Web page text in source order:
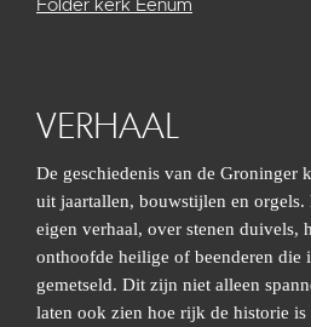
Folder kerk Eenum
VERHAAL
De geschiedenis van de Groninger
uit jaartallen, bouwstijlen en
eigen verhaal, over stenen duivels,
onthoofde heilige of beenderen die
gemetseld. Dit zijn niet alleen
laten ook zien hoe rijk de historie